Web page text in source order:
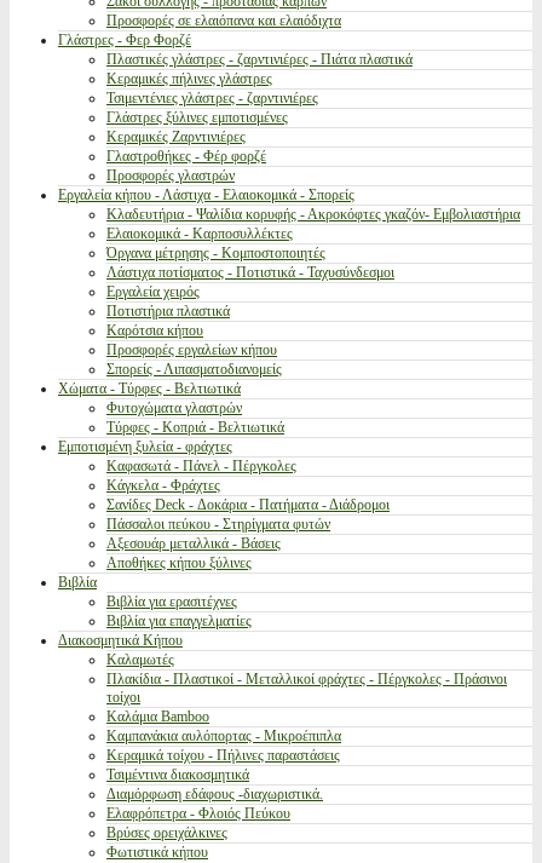
Προσφορές σε ελαιόπανα και ελαιόδιχτα
Γλάστρες - Φερ Φορζέ
Πλαστικές γλάστρες - ζαρντινιέρες - Πιάτα πλαστικά
Κεραμικές πήλινες γλάστρες
Τσιμεντένιες γλάστρες - ζαρντινιέρες
Γλάστρες ξύλινες εμποτισμένες
Κεραμικές Ζαρντινιέρες
Γλαστροθήκες - Φέρ φορζέ
Προσφορές γλαστρών
Εργαλεία κήπου - Λάστιχα - Ελαιοκομικά - Σπορείς
Κλαδευτήρια - Ψαλίδια κορυφής - Ακροκόφτες γκαζόν- Εμβολιαστήρια
Ελαιοκομικά - Καρποσυλλέκτες
Όργανα μέτρησης - Κομποστοποιητές
Λάστιχα ποτίσματος - Ποτιστικά - Ταχυσύνδεσμοι
Εργαλεία χειρός
Ποτιστήρια πλαστικά
Καρότσια κήπου
Προσφορές εργαλείων κήπου
Σπορείς - Λιπασματοδιανομείς
Χώματα - Τύρφες - Βελτιωτικά
Φυτοχώματα γλαστρών
Τύρφες - Κοπριά - Βελτιωτικά
Εμποτισμένη ξυλεία - φράχτες
Καφασωτά - Πάνελ - Πέργκολες
Κάγκελα - Φράχτες
Σανίδες Deck - Δοκάρια - Πατήματα - Διάδρομοι
Πάσσαλοι πεύκου - Στηρίγματα φυτών
Αξεσουάρ μεταλλικά - Βάσεις
Αποθήκες κήπου ξύλινες
Βιβλία
Βιβλία για ερασιτέχνες
Βιβλία για επαγγελματίες
Διακοσμητικά Κήπου
Καλαμωτές
Πλακίδια - Πλαστικοί - Μεταλλικοί φράχτες - Πέργκολες - Πράσινοι
τοίχοι
Καλάμια Bamboo
Καμπανάκια αυλόπορτας - Μικροέπιπλα
Κεραμικά τοίχου - Πήλινες παραστάσεις
Τσιμέντινα διακοσμητικά
Διαμόρφωση εδάφους -διαχωριστικά.
Ελαφρόπετρα - Φλοιός Πεύκου
Βρύσες ορειχάλκινες
Φωτιστικά κήπου